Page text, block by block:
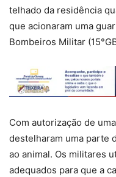
telhado da residência
que acionaram uma
Bombeiros Militar
Com autorização de
destelharam uma parte
ao animal. Os militares
adequados para que a